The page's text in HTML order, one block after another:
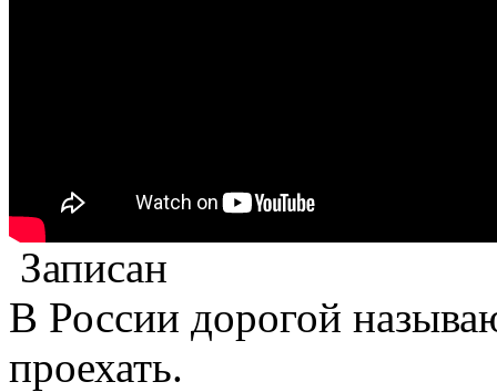
Записан
В России дорогой
проехать.